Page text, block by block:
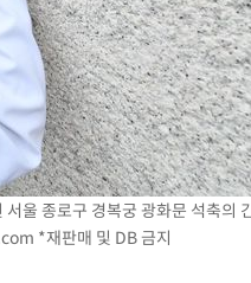
울 종로구 경복궁 광화문 석축의
*재판매 및 DB 금지